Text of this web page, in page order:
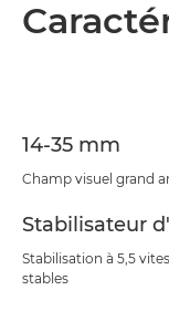
14-35 mm
Champ visuel grand
Stabilisateur
Stabilisation à 5,5
stables